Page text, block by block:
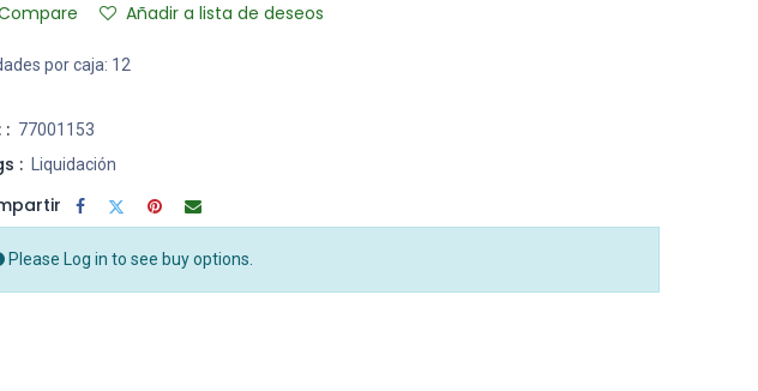
Añadir a lista de deseos
por caja: 12
: 77001153
: Liquidación
Please Log in to see buy options.